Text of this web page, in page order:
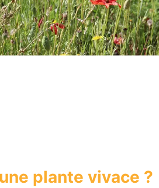
plante vivace ?